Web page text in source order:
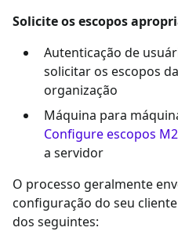
Solicite os escopos
Autenticação de
solicitar os escopos
organização
Máquina para
Configure escopos
a servidor
O processo geralmente
configuração do seu
dos seguintes: